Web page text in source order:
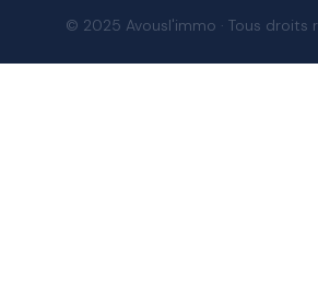
© 2025 Avousl'immo · Tous droits